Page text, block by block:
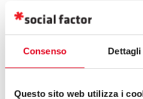
Consenso Dettagli
Questo sito web utilizza i